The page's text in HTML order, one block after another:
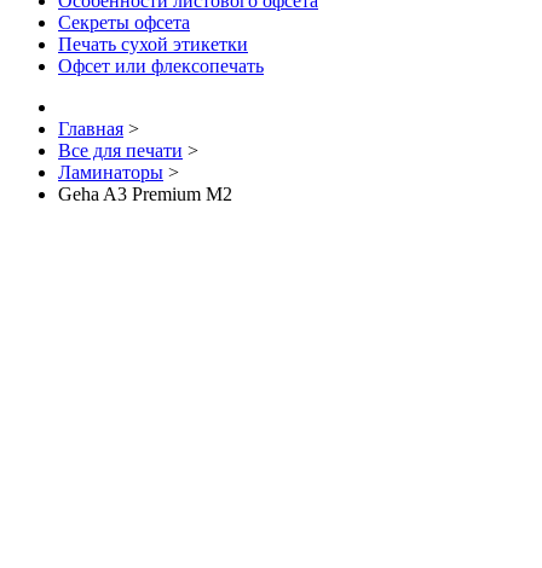
Секреты офсета
Печать сухой этикетки
Офсет или флексопечать
Главная >
Все для печати >
Ламинаторы >
Geha A3 Premium M2